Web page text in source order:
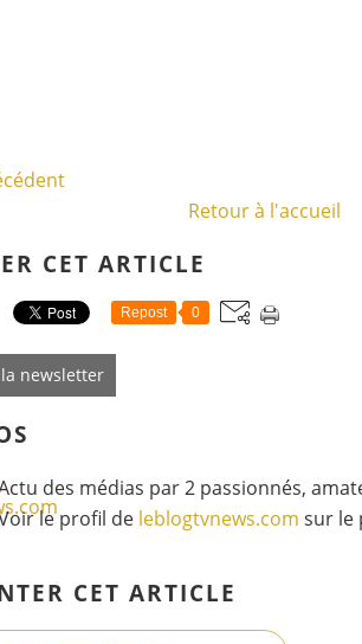
Retour à l'accueil
CET ARTICLE
Repost 0
newsletter
des médias par 2 passionnés,
le profil de leblogtvnews.com sur le
CET ARTICLE